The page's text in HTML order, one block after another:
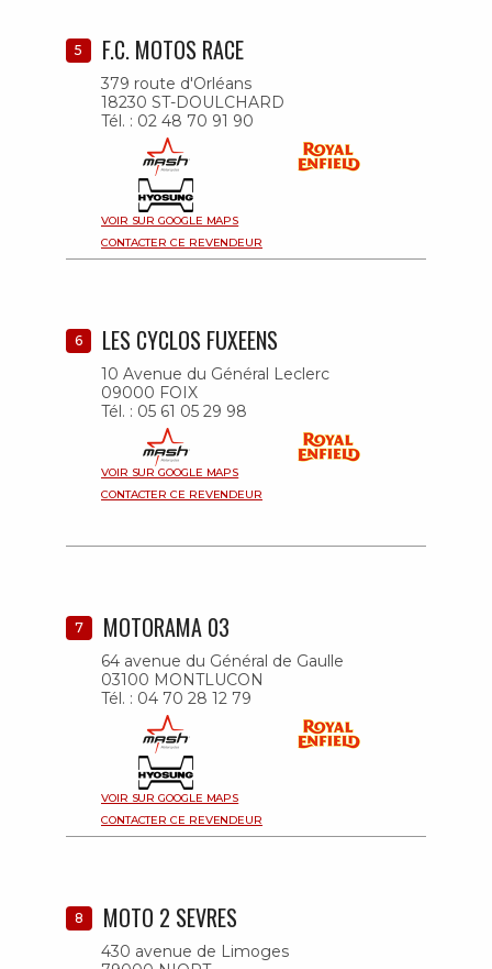
5 F.C. MOTOS RACE
379 route d'Orléans
18230 ST-DOULCHARD
Tél. : 02 48 70 91 90
VOIR SUR GOOGLE MAPS
CONTACTER CE REVENDEUR
6 LES CYCLOS FUXEENS
10 Avenue du Général Leclerc
09000 FOIX
Tél. : 05 61 05 29 98
VOIR SUR GOOGLE MAPS
CONTACTER CE REVENDEUR
7 MOTORAMA 03
64 avenue du Général de Gaulle
03100 MONTLUCON
Tél. : 04 70 28 12 79
VOIR SUR GOOGLE MAPS
CONTACTER CE REVENDEUR
8 MOTO 2 SEVRES
430 avenue de Limoges